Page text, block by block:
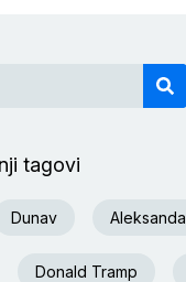
tagovi
Dunav
Donald Tramp